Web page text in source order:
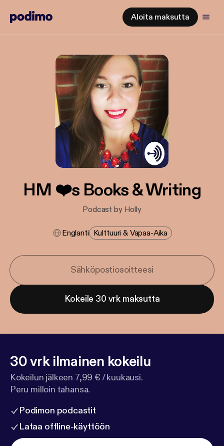
Aloita maksutta
HM ❤️s Books & Writing
Podcast by Holly
Englanti Kulttuuri & Vapaa-Aika
Kokeile 30 vrk maksutta
30 vrk ilmainen kokeilu
Kokeilun jälkeen 7,99 € / kuukausi.
Peru milloin tahansa.
Podimon podcastit
Lataa offline-käyttöön